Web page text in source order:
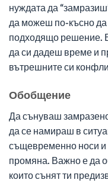
нуждата да
да можеш по-късно
подходящо решение. В
да си дадеш време и
вътрешните си
Обобщение
Да сънуваш
да се намираш в
същевременно носи и
промяна. Важно е да
които сънят ти